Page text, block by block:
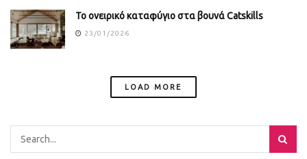
Το ονειρικό καταφύγιο στα βουνά Catskills
23/01/2026
LOAD MORE